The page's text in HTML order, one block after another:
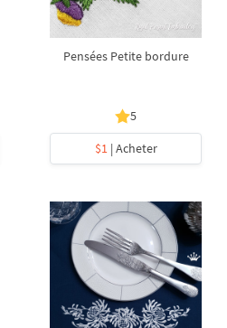
Pensées Petite bordure
5
$1| Acheter